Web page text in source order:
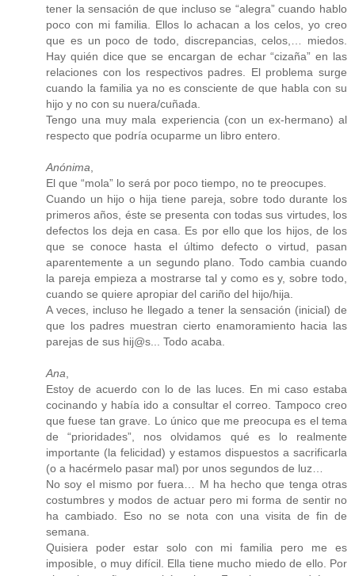
tener la sensación de que incluso se “alegra” cuando hablo
poco con mi familia. Ellos lo achacan a los celos, yo creo
que es un poco de todo, discrepancias, celos,… miedos.
Hay quién dice que se encargan de echar “cizaña” en las
relaciones con los respectivos padres. El problema surge
cuando la familia ya no es consciente de que habla con su
hijo y no con su nuera/cuñada.
Tengo una muy mala experiencia (con un ex-hermano) al
respecto que podría ocuparme un libro entero.
Anónima
El que “mola” lo será por poco tiempo, no te preocupes.
Cuando un hijo o hija tiene pareja, sobre todo durante los
primeros años, éste se presenta con todas sus virtudes, los
defectos los deja en casa. Es por ello que los hijos, de los
que se conoce hasta el último defecto o virtud, pasan
aparentemente a un segundo plano. Todo cambia cuando
la pareja empieza a mostrarse tal y como es y, sobre todo,
cuando se quiere apropiar del cariño del hijo/hija.
A veces, incluso he llegado a tener la sensación (inicial) de
que los padres muestran cierto enamoramiento hacia las
parejas de sus hij@s... Todo acaba.
Ana
Estoy de acuerdo con lo de las luces. En mi caso estaba
cocinando y había ido a consultar el correo. Tampoco creo
que fuese tan grave. Lo único que me preocupa es el tema
de “prioridades”, nos olvidamos qué es lo realmente
importante (la felicidad) y estamos dispuestos a sacrificarla
(o a hacérmelo pasar mal) por unos segundos de luz…
No soy el mismo por fuera… M ha hecho que tenga otras
costumbres y modos de actuar pero mi forma de sentir no
ha cambiado. Eso no se nota con una visita de fin de
semana.
Quisiera poder estar solo con mi familia pero me es
imposible, o muy difícil. Ella tiene mucho miedo de ello. Por